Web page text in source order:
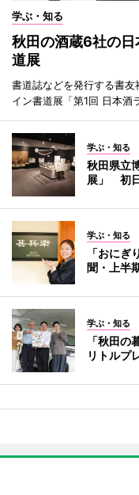
学ぶ・知る
秋田の酒蔵6社の
道展
書道誌などを発行する書
イン書道展「第1回 日本酒
学ぶ・知る
秋田県立
展」 初
学ぶ・知る
「おに
聞・上半
学ぶ・知る
「秋田
リトルプ